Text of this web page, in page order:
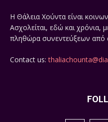
Η Θάλεια Χούντα είναι
Ασχολείται, εδώ και χρόνια,
πληθώρα συνεντεύξεων από
Contact us: